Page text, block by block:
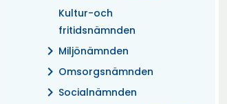
Kultur-och
fritidsnämnden
chevron_right Miljönämnden
chevron_right Omsorgsnämnden
chevron_right Socialnämnden